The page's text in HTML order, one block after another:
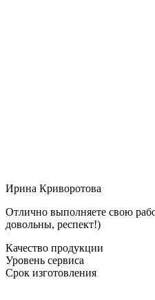
Ирина Криворотова
Отлично выполняете свою
довольны, респект!)
Качество продукции
Уровень сервиса
Срок изготовления